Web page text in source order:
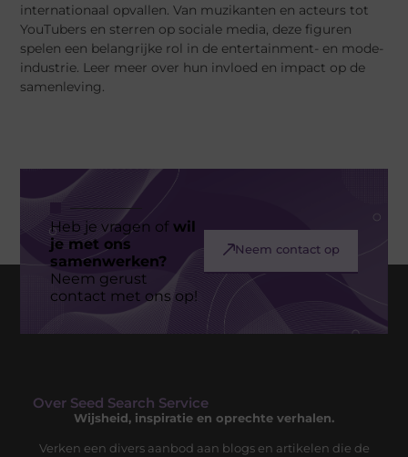
internationaal opvallen. Van muzikanten en acteurs tot
YouTubers en sterren op sociale media, deze figuren
spelen een belangrijke rol in de entertainment- en mode-
industrie. Leer meer over hun invloed en impact op de
samenleving.
Heb je vragen ofwil
je met ons
samenwerken?
Neem gerust
contact met ons op!
Neem contact op
Over Seed Search Service
Wijsheid, inspiratie en oprechte verhalen.
Verken een divers aanbod aan blogs en artikelen die de